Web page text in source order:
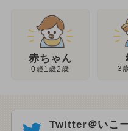
赤ちゃん
0歳1歳2歳 3
Twitter＠いこ